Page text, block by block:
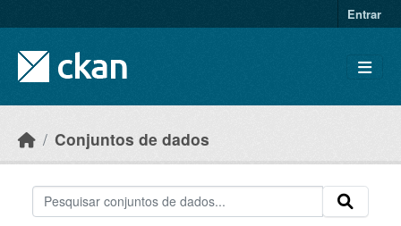
Entrar
Conjuntos de dados